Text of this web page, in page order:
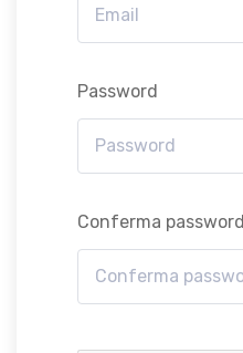
Password
Conferma password